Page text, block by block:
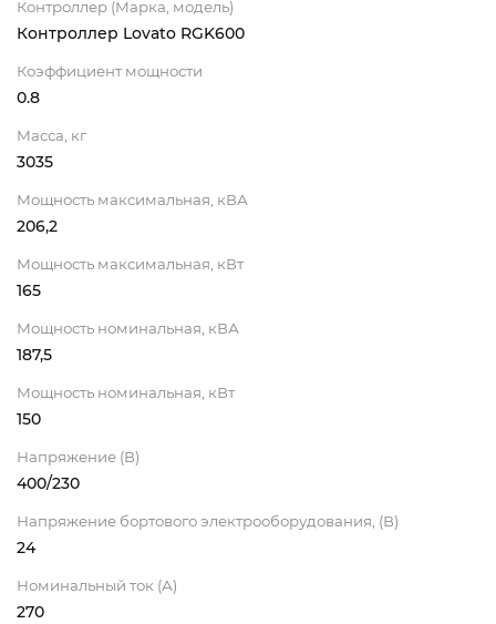
Контроллер (Марка, модель)
Контроллер Lovato RGK600
Коэффициент мощности
0.8
Масса, кг
3035
Мощность максимальная, кВА
206,2
Мощность максимальная, кВт
165
Мощность номинальная, кВА
187,5
Мощность номинальная, кВт
150
Напряжение (В)
400/230
Напряжение бортового электрооборудования, (В)
24
Номинальный ток (А)
270